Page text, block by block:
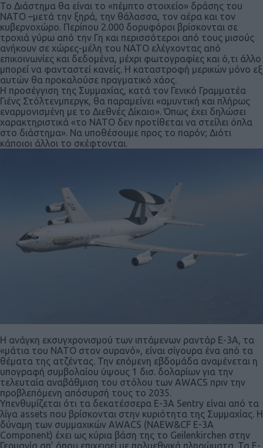
Το Διάστημα θα είναι το «πέμπτο στοιχείο» δράσης του
ΝΑΤΟ –μετά την ξηρά, την θάλασσα, τον αέρα και τον
κυβερνοχώρο. Περίπου 2.000 δορυφόροι βρίσκονται σε
τροχιά γύρω από την Γη και περισσότεροι από τους μισούς
ανήκουν σε χώρες-μέλη του ΝΑΤΟ ελέγχοντας από
επικοινωνίες και δεδομένα, μέχρι φωτογραφίες και ό,τι άλλο
μπορεί να φανταστεί κανείς. Η καταστροφή μερικών μόνο εξ
αυτών θα προκαλούσε πραγματικό χάος.
Η προσέγγιση της Συμμαχίας, κατά τον Γενικό Γραμματέα
Γιένς Στόλτενμπεργκ, θα παραμείνει «αμυντική και πλήρως
εναρμονισμένη με το Διεθνές Δίκαιο». Όπως έχει δηλώσει
χαρακτηριστικά «το ΝΑΤΟ δεν προτίθεται να στείλει όπλα
στο διάστημα». Να υποθέσουμε προς το παρόν; Διότι
κάποιοι άλλοι το σκέφτονται.
Η ανάγκη εκσυγχρονισμού των ιπτάμενων ραντάρ Ε-3Α, τα
«μάτια του ΝΑΤΟ στον ουρανό», είναι σίγουρα ένα από τα
θέματα της ατζέντας. Την επόμενη εβδομάδα αναμένεται η
υπογραφή συμβολαίου ύψους 1 δισ. δολαρίων για την
τελευταία αναβάθμιση του στόλου των AWACS πριν την
προβλεπόμενη απόσυρσή τους το 2035.
Υπενθυμίζεται ότι τα δεκατέσσερα E-3A Sentry είναι από τα
λίγα assets που βρίσκονται στην κυριότητα της Συμμαχίας. Η
δύναμη των συμμαχικών AWACS (NAEW&CF E-3A
Component) έχει ως κύρια βάση της το Geilenkirchen στην
Γερμανία απ’ όπου επιχειρεί με πολυεθνικά πληρώματα. Τα E-